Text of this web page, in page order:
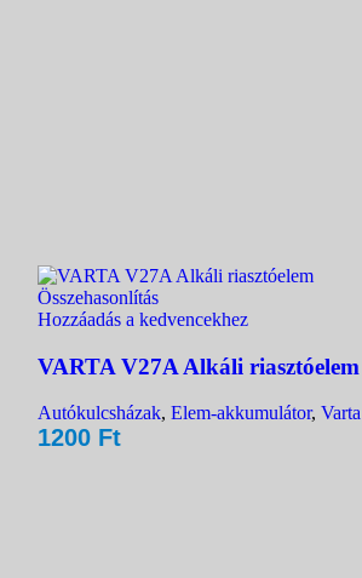
Összehasonlítás
Hozzáadás a kedvencekhez
VARTA V27A Alkáli riasztóelem
Autókulcsházak, Elem-akkumulátor, Varta
1200 Ft